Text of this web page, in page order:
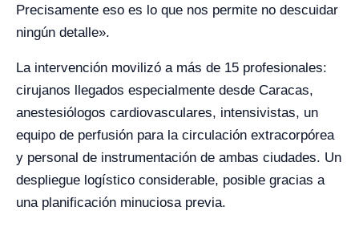
Precisamente eso es lo que nos permite no descuidar
ningún detalle».
La intervención movilizó a más de 15 profesionales:
cirujanos llegados especialmente desde Caracas,
anestesiólogos cardiovasculares, intensivistas, un
equipo de perfusión para la circulación extracorpórea
y personal de instrumentación de ambas ciudades. Un
despliegue logístico considerable, posible gracias a
una planificación minuciosa previa.